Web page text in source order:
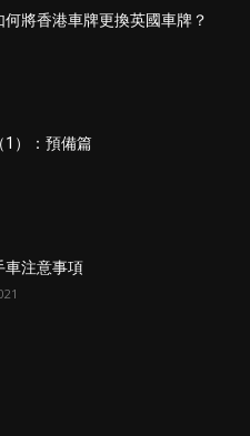
何將香港車牌更換英國車牌？
1）：預備篇
車注意事項